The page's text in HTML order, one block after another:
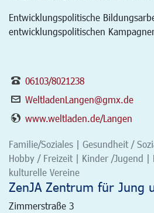
Entwicklungspolitische
entwicklungspolitischen
06103/8021238
WeltladenLangen@gmx.de
www.weltladen.de/Langen
Familie/Soziales | Gesundheit /
Hobby / Freizeit | Kinder /Jugend
kulturelle Vereine
ZenJA Zentrum für Jung
Zimmerstraße 3